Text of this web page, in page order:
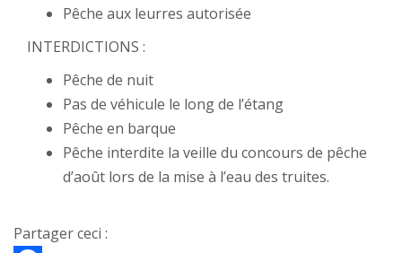
Pêche aux leurres autorisée
INTERDICTIONS :
Pêche de nuit
Pas de véhicule le long de l’étang
Pêche en barque
Pêche interdite la veille du concours de pêche
d’août lors de la mise à l’eau des truites.
Partager ceci :